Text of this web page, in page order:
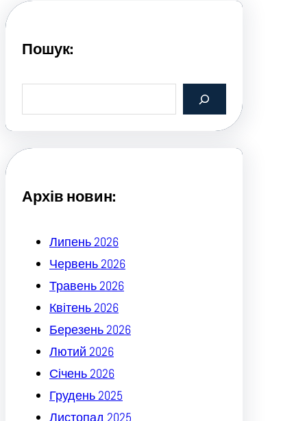
Пошук:
a
c
Архів новин:
Липень 2026
Червень 2026
Травень 2026
Квітень 2026
Березень 2026
Лютий 2026
Січень 2026
Грудень 2025
Листопад 2025